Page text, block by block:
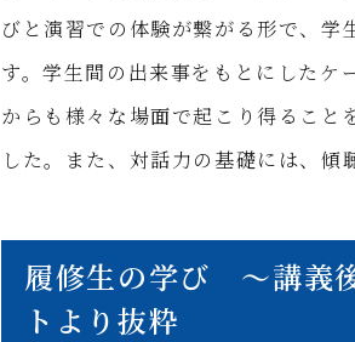
びと演習での体験が繋がる形で、学
す。学生間の出来事をもとにしたケ
からも様々な場面で起こり得ること
した。また、対話力の基礎には、傾
履修生の学び ～講義
トより抜粋